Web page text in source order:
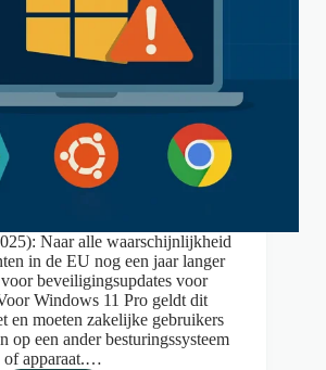
Naar alle waarschijnlijkheid
in de EU nog een jaar langer
beveiligingsupdates voor
Windows 11 Pro geldt dit
en moeten zakelijke gebruikers
op een ander besturingssysteem
of apparaat.…